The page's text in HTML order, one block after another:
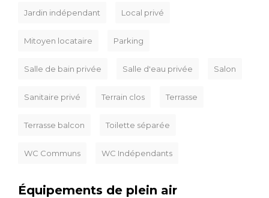
Jardin indépendant Local privé
Mitoyen locataire Parking
Salle de bain privée Salle d'eau privée Salon
Sanitaire privé Terrain clos Terrasse
Terrasse balcon Toilette séparée
WC Communs WC Indépendants
Équipements de plein air